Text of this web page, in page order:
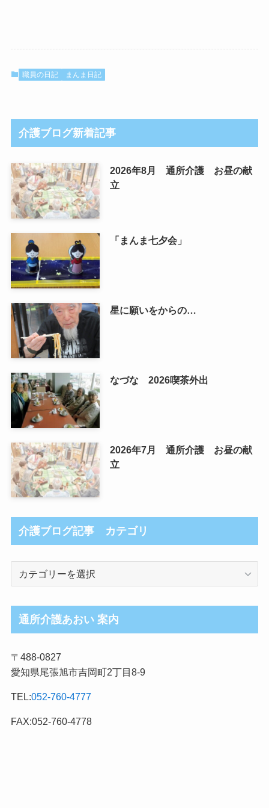
職員の日記 まんま日記
介護ブログ新着記事
2026年8月 通所介護 お昼の献
立
「まんま七夕会」
星に願いをからの…
なづな 2026喫茶外出
2026年7月 通所介護 お昼の献
立
介護ブログ記事 カテゴリ
ロ
グ
事
カ
ゴ
リ
通所介護あおい 案内
〒488-0827
愛知県尾張旭市吉岡町2丁目8-9
TEL:052-760-4777
FAX:052-760-4778